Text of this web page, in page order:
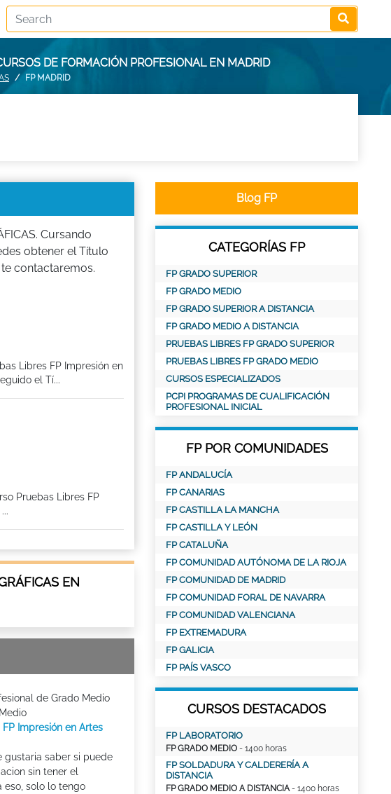
DE FORMACIÓN PROFESIONAL EN MADRID
FP MADRID
Cursando
obtener el Título
te contactaremos.
Libres FP Impresión en
el Tí...
Pruebas Libres FP
EN
de Grado Medio
Impresión en Artes
gustaria saber si puede
sin tener el
eso, solo lo tengo
Blog FP
CATEGORÍAS FP
FP GRADO SUPERIOR
FP GRADO MEDIO
FP GRADO SUPERIOR A DISTANCIA
FP GRADO MEDIO A DISTANCIA
PRUEBAS LIBRES FP GRADO SUPERIOR
PRUEBAS LIBRES FP GRADO MEDIO
CURSOS ESPECIALIZADOS
PCPI PROGRAMAS DE CUALIFICACIÓN
PROFESIONAL INICIAL
FP POR COMUNIDADES
FP ANDALUCÍA
FP CANARIAS
FP CASTILLA LA MANCHA
FP CASTILLA Y LEÓN
FP CATALUÑA
FP COMUNIDAD AUTÓNOMA DE LA RIOJA
FP COMUNIDAD DE MADRID
FP COMUNIDAD FORAL DE NAVARRA
FP COMUNIDAD VALENCIANA
FP EXTREMADURA
FP GALICIA
FP PAÍS VASCO
CURSOS DESTACADOS
FP LABORATORIO
FP GRADO MEDIO - 1400 horas
FP SOLDADURA Y CALDERERÍA A
DISTANCIA
FP GRADO MEDIO A DISTANCIA- 1400 horas